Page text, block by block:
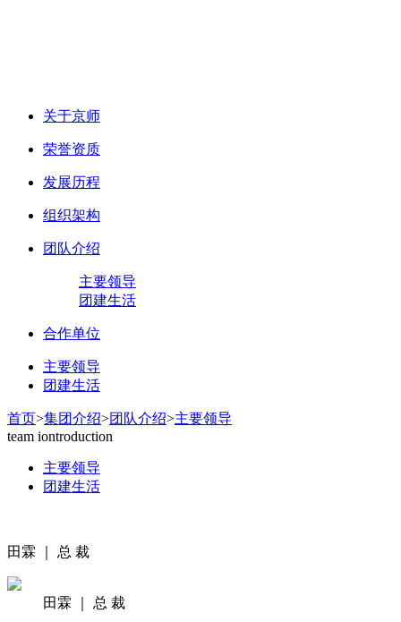
关于京师
荣誉资质
发展历程
组织架构
团队介绍
主要领导
团建生活
合作单位
主要领导
团建生活
首页>集团介绍>团队介绍>主要领导
team iontroduction
主要领导
团建生活
田霖 ｜ 总 裁
田霖 ｜ 总 裁